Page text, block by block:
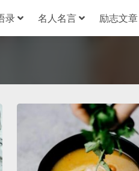
录 名人名言 励志文章